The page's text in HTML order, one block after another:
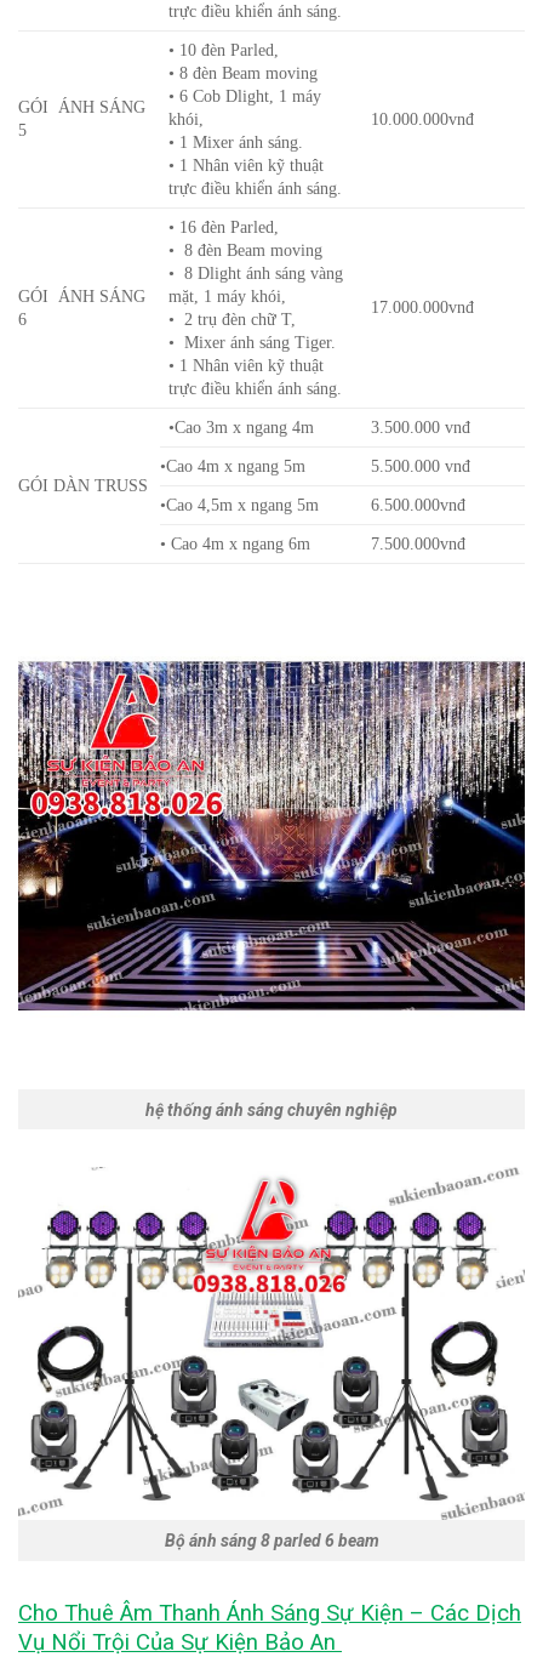
trực điều khiển ánh sáng.
GÓI ÁNH SÁNG
5
• 10 đèn Parled,
• 8 đèn Beam moving
• 6 Cob Dlight, 1 máy
khói,
• 1 Mixer ánh sáng.
• 1 Nhân viên kỹ thuật
trực điều khiển ánh sáng.
10.000.000vnđ
GÓI ÁNH SÁNG
6
• 16 đèn Parled,
• 8 đèn Beam moving
• 8 Dlight ánh sáng vàng
mặt, 1 máy khói,
• 2 trụ đèn chữ T,
• Mixer ánh sáng Tiger.
• 1 Nhân viên kỹ thuật
trực điều khiển ánh sáng.
17.000.000vnđ
GÓI DÀN TRUSS
•Cao 3m x ngang 4m 3.500.000 vnđ
•Cao 4m x ngang 5m 5.500.000 vnđ
•Cao 4,5m x ngang 5m 6.500.000vnđ
• Cao 4m x ngang 6m 7.500.000vnđ
hệ thống ánh sáng chuyên nghiệp
Bộ ánh sáng 8 parled 6 beam
Cho Thuê Âm Thanh Ánh Sáng Sự Kiện – Các Dịch
Vụ Nổi Trội Của Sự Kiện Bảo An